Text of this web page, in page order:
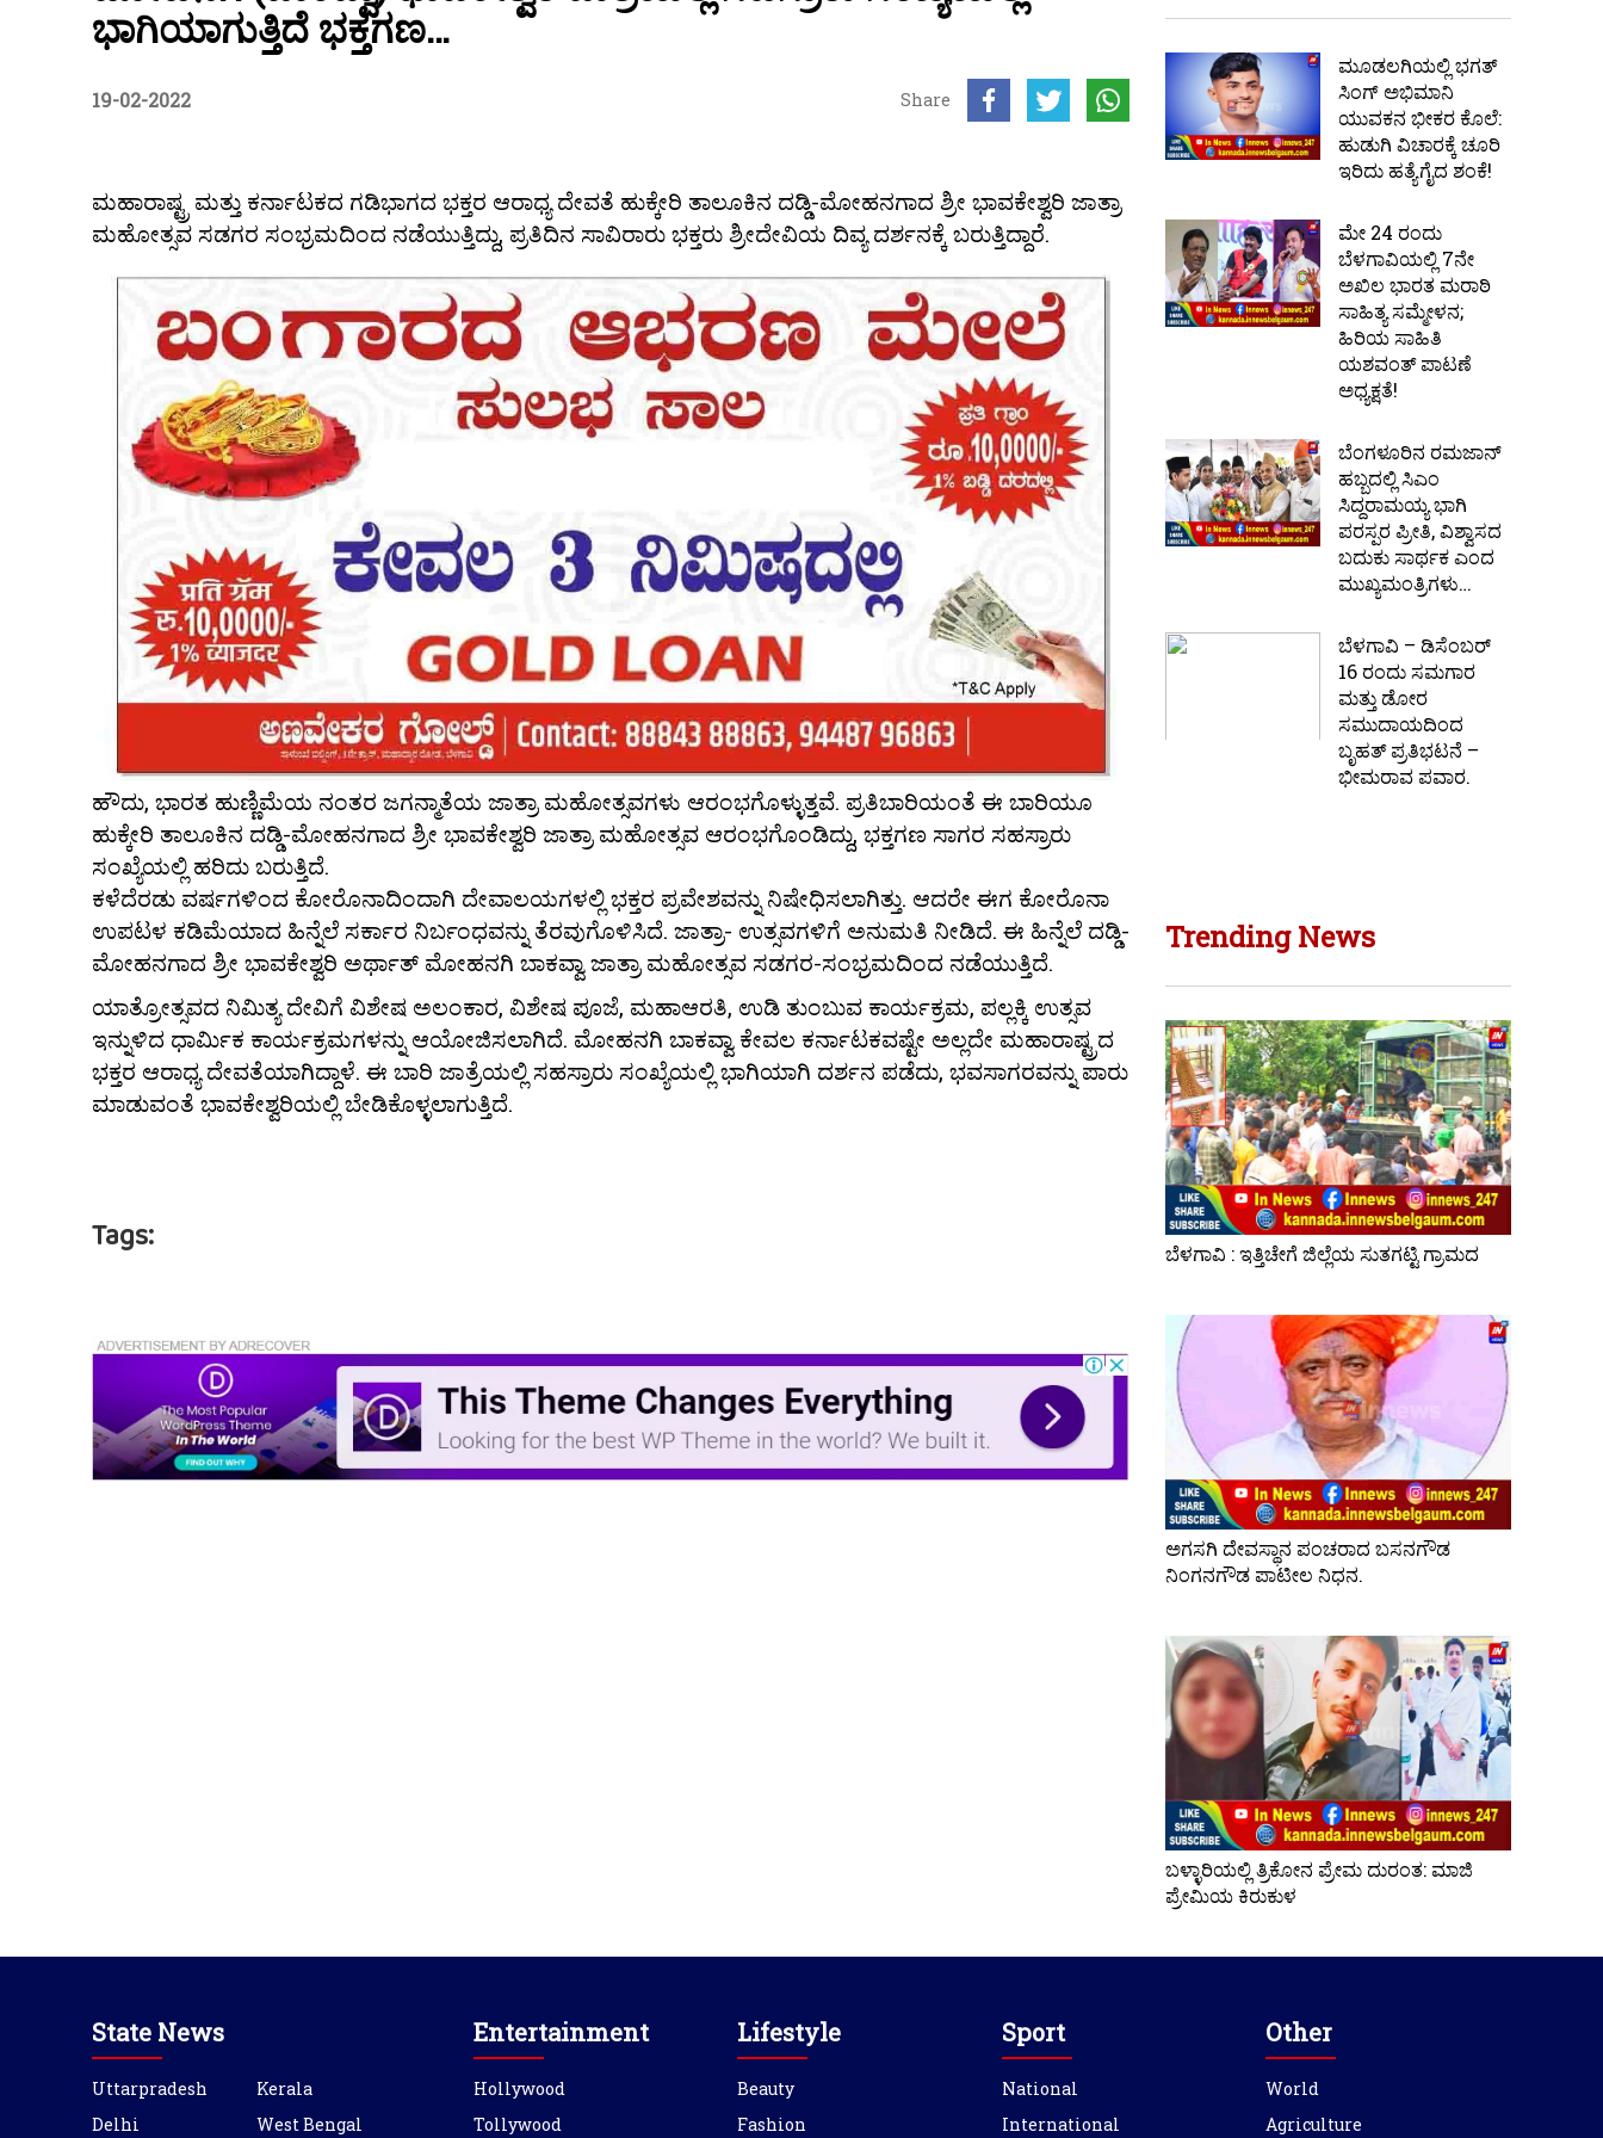
ಭಾಗಿಯಾಗುತ್ತಿದೆ ಭಕ್ತಗಣ…
19-02-2022 Share
ಮಹಾರಾಷ್ಟ್ರ ಮತ್ತು ಕರ್ನಾಟಕದ ಗಡಿಭಾಗದ ಭಕ್ತರ ಆರಾಧ್ಯ ದೇವತೆ ಹುಕ್ಕೇರಿ ತಾಲೂಕಿನ ದಡ್ಡಿ-ಮೋಹನಗಾದ ಶ್ರೀ ಭಾವಕೇಶ್ವರಿ ಜಾತ್ರಾ
ಮಹೋತ್ಸವ ಸಡಗರ ಸಂಭ್ರಮದಿಂದ ನಡೆಯುತ್ತಿದ್ದು, ಪ್ರತಿದಿನ ಸಾವಿರಾರು ಭಕ್ತರು ಶ್ರೀದೇವಿಯ ದಿವ್ಯ ದರ್ಶನಕ್ಕೆ ಬರುತ್ತಿದ್ದಾರೆ.
ಹೌದು, ಭಾರತ ಹುಣ್ಣಿಮೆಯ ನಂತರ ಜಗನ್ಮಾತೆಯ ಜಾತ್ರಾ ಮಹೋತ್ಸವಗಳು ಆರಂಭಗೊಳ್ಳುತ್ತವೆ. ಪ್ರತಿಬಾರಿಯಂತೆ ಈ ಬಾರಿಯೂ
ಹುಕ್ಕೇರಿ ತಾಲೂಕಿನ ದಡ್ಡಿ-ಮೋಹನಗಾದ ಶ್ರೀ ಭಾವಕೇಶ್ವರಿ ಜಾತ್ರಾ ಮಹೋತ್ಸವ ಆರಂಭಗೊಂಡಿದ್ದು, ಭಕ್ತಗಣ ಸಾಗರ ಸಹಸ್ರಾರು
ಸಂಖ್ಯೆಯಲ್ಲಿ ಹರಿದು ಬರುತ್ತಿದೆ.
ಕಳೆದೆರಡು ವರ್ಷಗಳಿಂದ ಕೋರೊನಾದಿಂದಾಗಿ ದೇವಾಲಯಗಳಲ್ಲಿ ಭಕ್ತರ ಪ್ರವೇಶವನ್ನು ನಿಷೇಧಿಸಲಾಗಿತ್ತು. ಆದರೇ ಈಗ ಕೋರೊನಾ
ಉಪಟಳ ಕಡಿಮೆಯಾದ ಹಿನ್ನೆಲೆ ಸರ್ಕಾರ ನಿರ್ಬಂಧವನ್ನು ತೆರವುಗೊಳಿಸಿದೆ. ಜಾತ್ರಾ- ಉತ್ಸವಗಳಿಗೆ ಅನುಮತಿ ನೀಡಿದೆ. ಈ ಹಿನ್ನೆಲೆ ದಡ್ಡಿ-
ಮೋಹನಗಾದ ಶ್ರೀ ಭಾವಕೇಶ್ವರಿ ಅರ್ಥಾತ್ ಮೋಹನಗಿ ಬಾಕವ್ವಾ ಜಾತ್ರಾ ಮಹೋತ್ಸವ ಸಡಗರ-ಸಂಭ್ರಮದಿಂದ ನಡೆಯುತ್ತಿದೆ.
ಯಾತ್ರೋತ್ಸವದ ನಿಮಿತ್ಯ ದೇವಿಗೆ ವಿಶೇಷ ಅಲಂಕಾರ, ವಿಶೇಷ ಪೂಜೆ, ಮಹಾಆರತಿ, ಉಡಿ ತುಂಬುವ ಕಾರ್ಯಕ್ರಮ, ಪಲ್ಲಕ್ಕಿ ಉತ್ಸವ
ಇನ್ನುಳಿದ ಧಾರ್ಮಿಕ ಕಾರ್ಯಕ್ರಮಗಳನ್ನು ಆಯೋಜಿಸಲಾಗಿದೆ. ಮೋಹನಗಿ ಬಾಕವ್ವಾ ಕೇವಲ ಕರ್ನಾಟಕವಷ್ಟೇ ಅಲ್ಲದೇ ಮಹಾರಾಷ್ಟ್ರದ
ಭಕ್ತರ ಆರಾಧ್ಯ ದೇವತೆಯಾಗಿದ್ದಾಳೆ. ಈ ಬಾರಿ ಜಾತ್ರೆಯಲ್ಲಿ ಸಹಸ್ರಾರು ಸಂಖ್ಯೆಯಲ್ಲಿ ಭಾಗಿಯಾಗಿ ದರ್ಶನ ಪಡೆದು, ಭವಸಾಗರವನ್ನು ಪಾರು
ಮಾಡುವಂತೆ ಭಾವಕೇಶ್ವರಿಯಲ್ಲಿ ಬೇಡಿಕೊಳ್ಳಲಾಗುತ್ತಿದೆ.
Tags:
ಮೂಡಲಗಿಯಲ್ಲಿ ಭಗತ್
ಸಿಂಗ್ ಅಭಿಮಾನಿ
ಯುವಕನ ಭೀಕರ ಕೊಲೆ:
ಹುಡುಗಿ ವಿಚಾರಕ್ಕೆ ಚೂರಿ
ಇರಿದು ಹತ್ಯೆಗೈದ ಶಂಕೆ!
ಮೇ 24 ರಂದು
ಬೆಳಗಾವಿಯಲ್ಲಿ 7ನೇ
ಅಖಿಲ ಭಾರತ ಮರಾಠಿ
ಸಾಹಿತ್ಯ ಸಮ್ಮೇಳನ;
ಹಿರಿಯ ಸಾಹಿತಿ
ಯಶವಂತ್ ಪಾಟಣೆ
ಅಧ್ಯಕ್ಷತೆ!
ಬೆಂಗಳೂರಿನ ರಮಜಾನ್
ಹಬ್ಬದಲ್ಲಿ ಸಿಎಂ
ಸಿದ್ದರಾಮಯ್ಯ ಭಾಗಿ
ಪರಸ್ಪರ ಪ್ರೀತಿ, ವಿಶ್ವಾಸದ
ಬದುಕು ಸಾರ್ಥಕ ಎಂದ
ಮುಖ್ಯಮಂತ್ರಿಗಳು…
ಬೆಳಗಾವಿ – ಡಿಸೆಂಬರ್
16 ರಂದು ಸಮಗಾರ
ಮತ್ತು ಡೋರ
ಸಮುದಾಯದಿಂದ
ಬೃಹತ್ ಪ್ರತಿಭಟನೆ –
ಭೀಮರಾವ ಪವಾರ.
Trending News
ಬೆಳಗಾವಿ : ಇತ್ತಿಚೇಗೆ ಜಿಲ್ಲೆಯ ಸುತಗಟ್ಟಿ ಗ್ರಾಮದ
ಅಗಸಗಿ ದೇವಸ್ಥಾನ ಪಂಚರಾದ ಬಸನಗೌಡ
ನಿಂಗನಗೌಡ ಪಾಟೀಲ ನಿಧನ.
ಬಳ್ಳಾರಿಯಲ್ಲಿ ತ್ರಿಕೋನ ಪ್ರೇಮ ದುರಂತ: ಮಾಜಿ
ಪ್ರೇಮಿಯ ಕಿರುಕುಳ
State News
Uttarpradesh
Delhi
Kerala
West Bengal
Entertainment
Hollywood
Tollywood
Lifestyle
Beauty
Fashion
Sport
National
International
Other
World
Agriculture